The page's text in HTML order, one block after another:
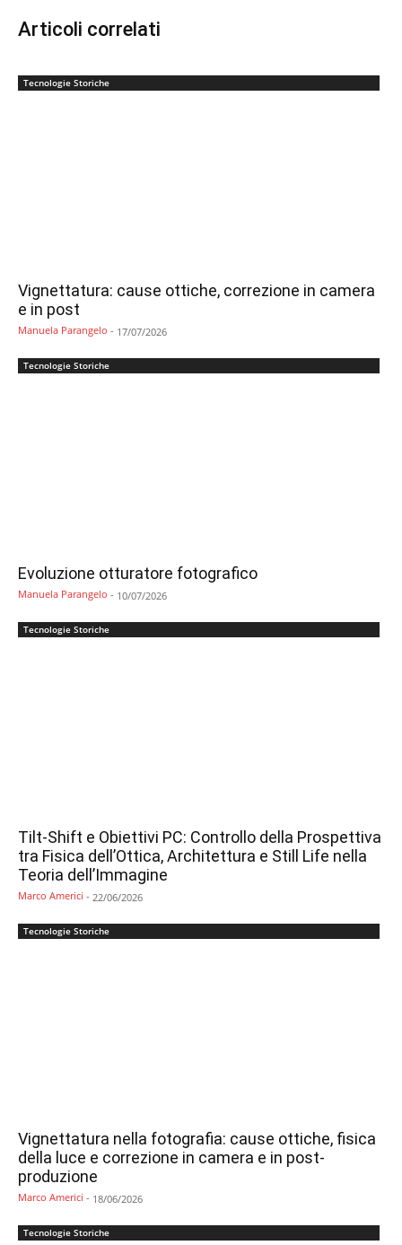
Articoli correlati
Tecnologie Storiche
Vignettatura: cause ottiche, correzione in camera
e in post
Manuela Parangelo - 17/07/2026
Tecnologie Storiche
Evoluzione otturatore fotografico
Manuela Parangelo - 10/07/2026
Tecnologie Storiche
Tilt-Shift e Obiettivi PC: Controllo della Prospettiva
tra Fisica dell’Ottica, Architettura e Still Life nella
Teoria dell’Immagine
Marco Americi - 22/06/2026
Tecnologie Storiche
Vignettatura nella fotografia: cause ottiche, fisica
della luce e correzione in camera e in post-
produzione
Marco Americi - 18/06/2026
Tecnologie Storiche